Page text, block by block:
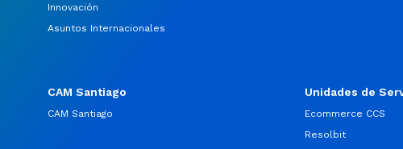
Innovación
Asuntos Internacionales
CAM Santiago
CAM Santiago
Unidades de
Ecommerce CCS
Resolbit